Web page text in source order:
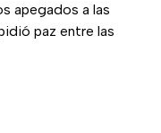
apegados a las
paz entre las